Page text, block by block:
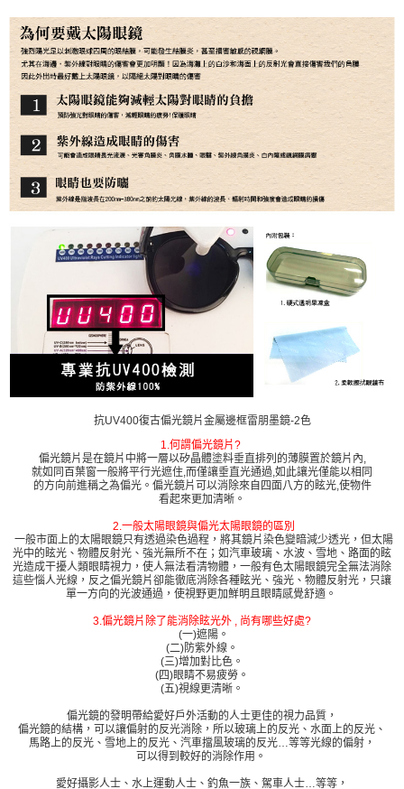
抗UV400復古偏光鏡片金屬邊框雷朋墨鏡-2色
1.何謂偏光鏡片?
偏光鏡片是在鏡片中將一層以矽晶體塗料垂直排列的薄膜置於鏡片內,
就如同百葉窗一般將平行光遮住,而僅讓垂直光通過,如此讓光僅能以相同
的方向前進稱之為偏光。偏光鏡片可以消除來自四面八方的眩光,使物件
看起來更加清晰。
2.一般太陽眼鏡與偏光太陽眼鏡的區別
一般市面上的太陽眼鏡只有透過染色過程，將其鏡片染色變暗減少透光，但太陽
光中的眩光、物體反射光、強光無所不在；如汽車玻璃、水波、雪地、路面的眩
光造成干擾人類眼睛視力，使人無法看清物體，一般有色太陽眼鏡完全無法消除
這些惱人光線，反之偏光鏡片卻能徹底消除各種眩光、強光、物體反射光，只讓
單一方向的光波通過，使視野更加鮮明且眼睛感覺舒適。
3.偏光鏡片除了能消除眩光外 , 尚有哪些好處?
(一)遮陽。
(二)防紫外線。
(三)增加對比色。
(四)眼睛不易疲勞。
(五)視線更清晰。
偏光鏡的發明帶給愛好戶外活動的人士更佳的視力品質，
偏光鏡的結構，可以讓偏射的反光消除，所以玻璃上的反光、水面上的反光、
馬路上的反光、雪地上的反光、汽車擋風玻璃的反光…等等光線的偏射，
可以得到較好的消除作用。
愛好攝影人士、水上運動人士、釣魚一族、駕車人士…等等，